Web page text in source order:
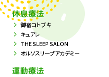
休息療法
御宿コトブキ
キュアレ
THE SLEEP SALON
オルソスリープアカデミー
運動療法